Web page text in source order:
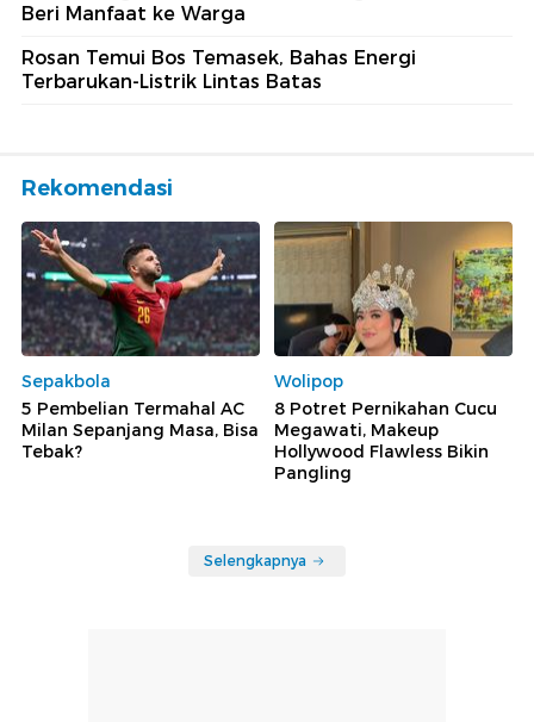
Beri Manfaat ke Warga
Rosan Temui Bos Temasek, Bahas Energi
Terbarukan-Listrik Lintas Batas
Rekomendasi
Sepakbola
5 Pembelian Termahal AC
Milan Sepanjang Masa, Bisa
Tebak?
Wolipop
8 Potret Pernikahan Cucu
Megawati, Makeup
Hollywood Flawless Bikin
Pangling
Selengkapnya